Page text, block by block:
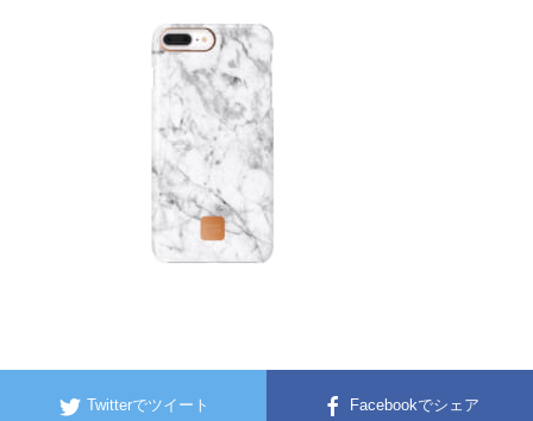
Twitterでツイート Facebookでシェア